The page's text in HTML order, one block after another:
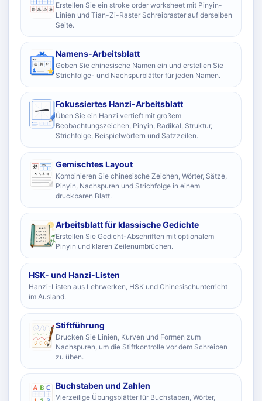
Erstellen Sie ein stroke order worksheet mit Pinyin-
Linien und Tian-Zi-Raster Schreibraster auf derselben
Seite.
Namens-Arbeitsblatt
Geben Sie chinesische Namen ein und erstellen Sie
Strichfolge- und Nachspurblätter für jeden Namen.
Fokussiertes Hanzi-Arbeitsblatt
Üben Sie ein Hanzi vertieft mit großem
Beobachtungszeichen, Pinyin, Radikal, Struktur,
Strichfolge, Beispielwörtern und Satzzeilen.
Gemischtes Layout
Kombinieren Sie chinesische Zeichen, Wörter, Sätze,
Pinyin, Nachspuren und Strichfolge in einem
druckbaren Blatt.
Arbeitsblatt für klassische Gedichte
Erstellen Sie Gedicht-Abschriften mit optionalem
Pinyin und klaren Zeilenumbrüchen.
HSK- und Hanzi-Listen
Hanzi-Listen aus Lehrwerken, HSK und Chinesischunterricht
im Ausland.
Stiftführung
Drucken Sie Linien, Kurven und Formen zum
Nachspuren, um die Stiftkontrolle vor dem Schreiben
zu üben.
Buchstaben und Zahlen
Vierzeilige Übungsblätter für Buchstaben, Wörter,